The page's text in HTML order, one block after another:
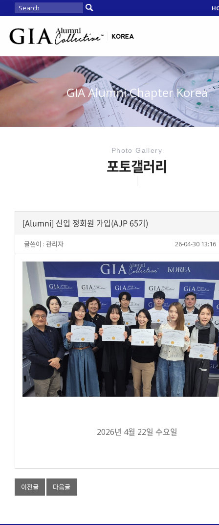
GIA Alumni Chapter Korea
Photo Gallery
포토갤러리
[Alumni] 신입 정회원 가입(AJP 65기)
글쓴이 : 관리자 26-04-30 13:16
2026년 4월 22일 수요일
이전글 다음글